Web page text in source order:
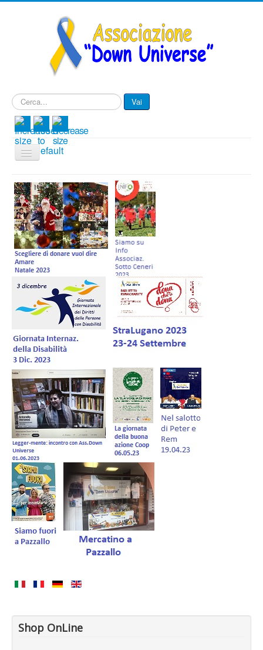
Cerca... Vai
Cambia
navigazione
Menu IT
Associazione
Progetti
Eventi e Novità
Contattaci
Forum IT
Donazioni
Gestione Soci
Negozio
Volontariato
Shop OnLine